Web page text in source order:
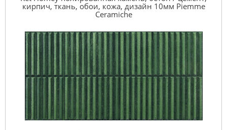
кирпич, ткань, обои, кожа, дизайн 10мм Piemme
Ceramiche